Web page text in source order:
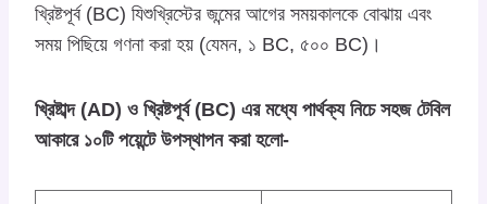
খ্রিষ্টপূর্ব (BC) যিশুখ্রিস্টের জন্মের আগের সময়কালকে বোঝায় এবং
সময় পিছিয়ে গণনা করা হয় (যেমন, ১ BC, ৫০০ BC)।
খ্রিষ্টাব্দ (AD) ও খ্রিষ্টপূর্ব (BC) এর মধ্যে পার্থক্য নিচে সহজ টেবিল
আকারে ১০টি পয়েন্টে উপস্থাপন করা হলো-